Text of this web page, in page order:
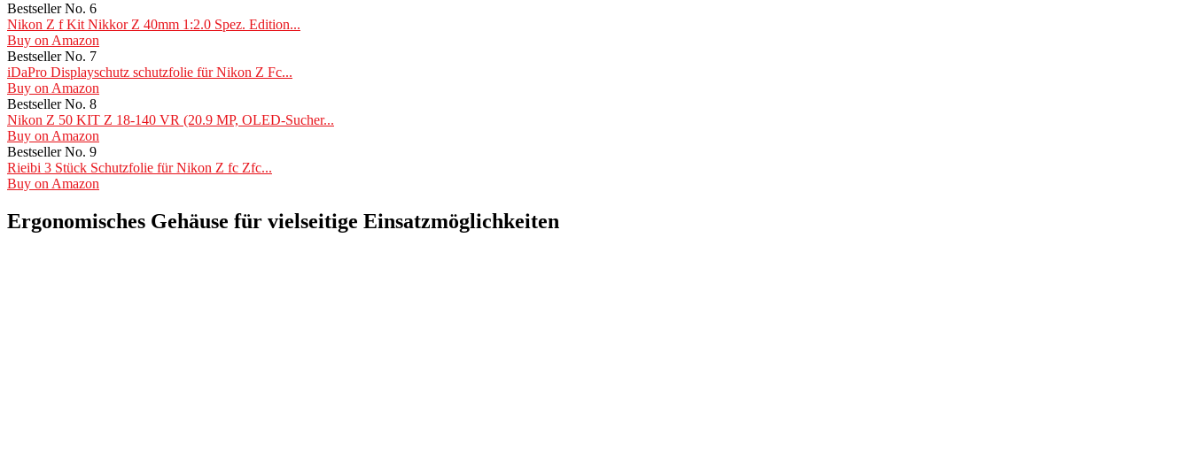
Bestseller No. 6
Nikon Z f Kit Nikkor Z 40mm 1:2.0 Spez. Edition...
Buy on Amazon
Bestseller No. 7
iDaPro Displayschutz schutzfolie für Nikon Z Fc...
Buy on Amazon
Bestseller No. 8
Nikon Z 50 KIT Z 18-140 VR (20.9 MP, OLED-Sucher...
Buy on Amazon
Bestseller No. 9
Rieibi 3 Stück Schutzfolie für Nikon Z fc Zfc...
Buy on Amazon
Ergonomisches Gehäuse für vielseitige Einsatzmöglichkeiten